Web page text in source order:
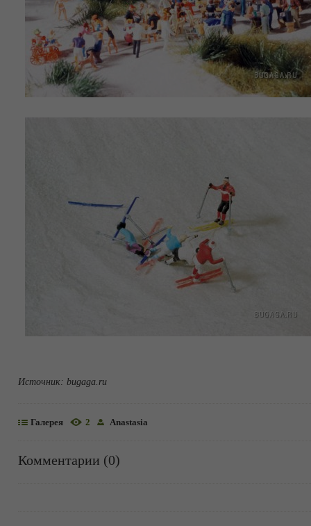
Источник: bugaga.ru
Галерея 2 Anastasia
Комментарии (0)